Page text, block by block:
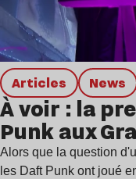
Articles news
À voir : la
Punk aux
Alors que la question
les Daft Punk ont joué